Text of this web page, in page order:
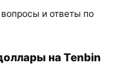
и ответы по
на Tenbin